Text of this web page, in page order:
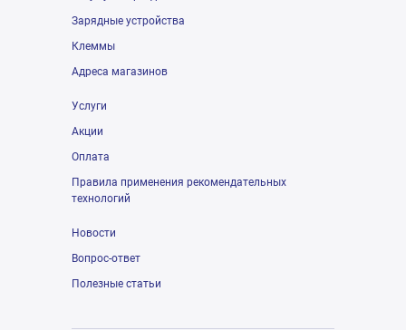
Зарядные устройства
Клеммы
Адреса магазинов
Услуги
Акции
Оплата
Правила применения рекомендательных
технологий
Новости
Вопрос-ответ
Полезные статьи